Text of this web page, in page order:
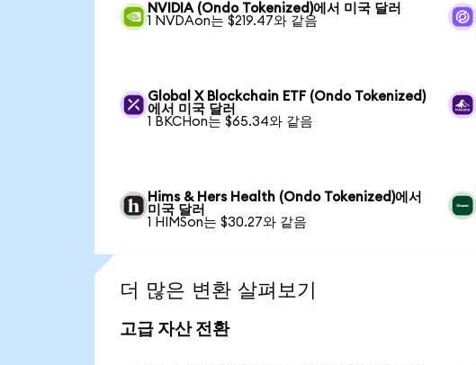
NVIDIA (Ondo Tokenized)에서 미국 달러
1 NVDAon는 $219.47와 같음
Global X Blockchain ETF (Ondo Tokenized)
에서 미국 달러
1 BKCHon는 $65.34와 같음
Hims & Hers Health (Ondo Tokenized)에서
미국 달러
1 HIMSon는 $30.27와 같음
더 많은 변환 살펴보기
고급 자산 전환